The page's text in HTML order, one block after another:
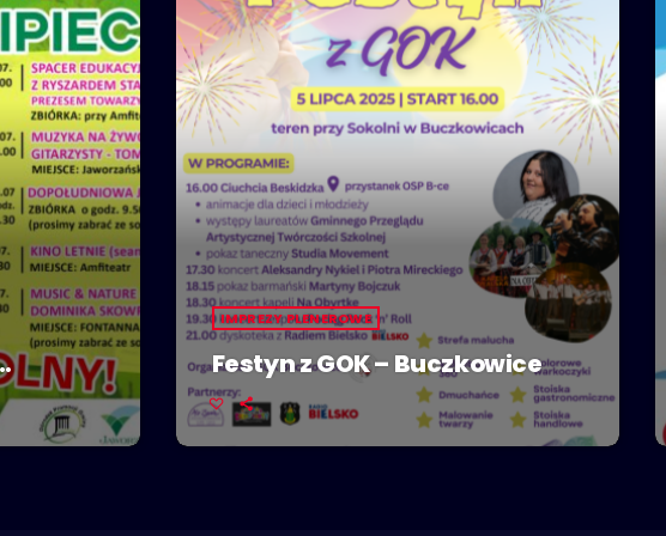
IMPREZY PLENEROWE
Festyn z GOK – Buczkowice